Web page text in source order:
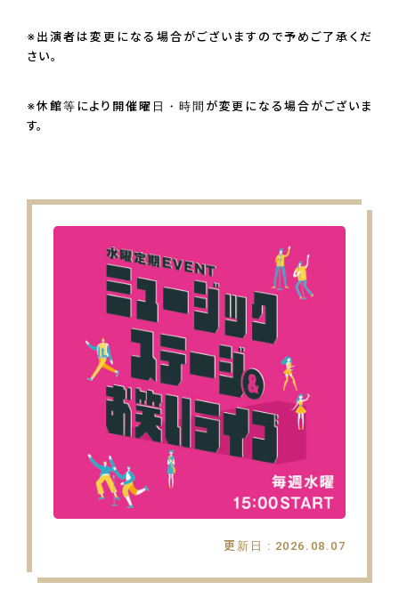
※出演者は変更になる場合がございますので予めご了承くだ
さい。
※休館等により開催曜日・時間が変更になる場合がございま
す。
更新日 : 2026.08.07